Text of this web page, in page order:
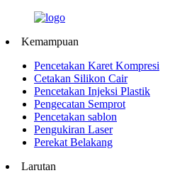
Kemampuan
Pencetakan Karet Kompresi
Cetakan Silikon Cair
Pencetakan Injeksi Plastik
Pengecatan Semprot
Pencetakan sablon
Pengukiran Laser
Perekat Belakang
Larutan